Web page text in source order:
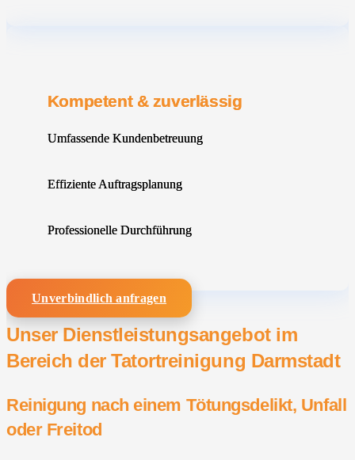
Kompetent & zuverlässig
Umfassende Kundenbetreuung
Effiziente Auftragsplanung
Professionelle Durchführung
Unverbindlich anfragen
Unser Dienstleistungsangebot im
Bereich der Tatortreinigung Darmstadt
Reinigung nach einem Tötungsdelikt, Unfall
oder Freitod